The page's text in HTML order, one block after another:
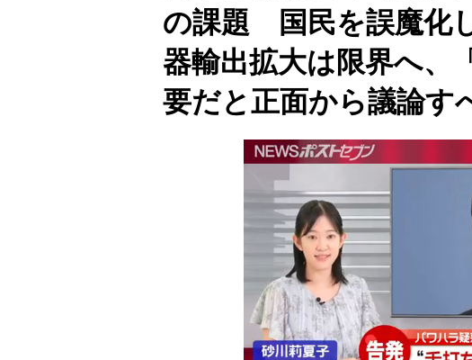
の課題 国民を誤魔化
器輸出拡大は限界へ、
要だと正面から議論す